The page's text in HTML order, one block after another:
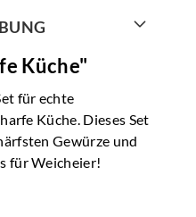
Küche"
für echte
Küche. Dieses Set
Gewürze und
für Weicheier!